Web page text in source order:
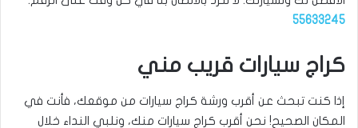
55633245
كراج سيارات قريب مني
إذا كنت تبحث عن أقرب ورشة كراج سيارات من موقعك، فأنت في
المكان الصحيح! نحن أقرب كراج سيارات منك، ونلبي النداء خلال